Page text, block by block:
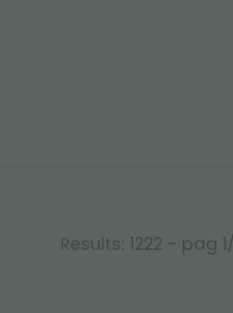
Results: 1222 - pag